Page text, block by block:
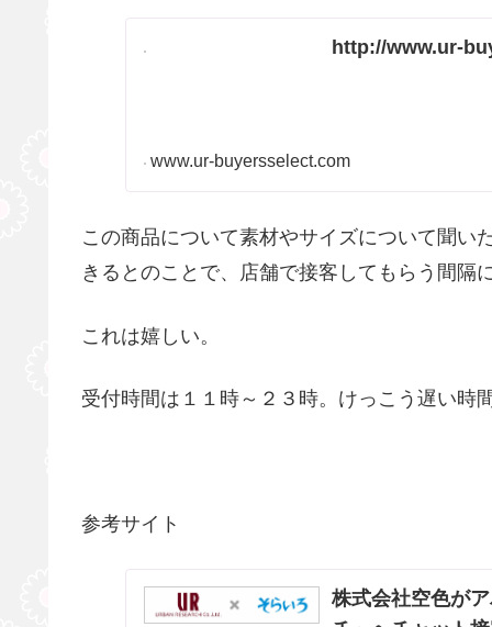
http://www.ur-
www.ur-buyersselect.com
この商品について素材やサイズについて聞い
きるとのことで、店舗で接客してもらう間隔
これは嬉しい。
受付時間は１１時～２３時。けっこう遅い時
参考サイト
株式会社空色が